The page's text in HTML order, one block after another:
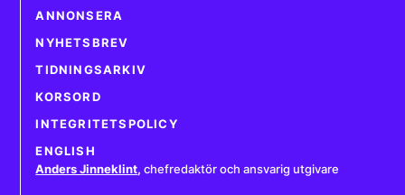
ANNONSERA
NYHETSBREV
TIDNINGSARKIV
KORSORD
INTEGRITETSPOLICY
ENGLISH
Anders Jinneklint, chefredaktör och ansvarig utgivare